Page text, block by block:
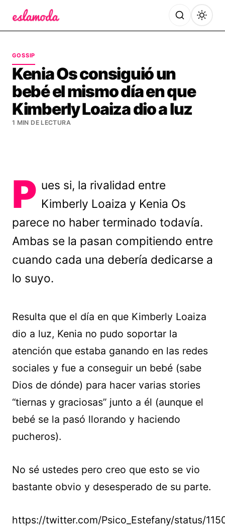
GOSSIP
Kenia Os consiguió un
bebé el mismo día en que
Kimberly Loaiza dio a luz
1 MIN DE LECTURA
P ues si, la rivalidad entre
Kimberly Loaiza y Kenia Os
parece no haber terminado todavía.
Ambas se la pasan compitiendo entre
cuando cada una debería dedicarse a
lo suyo.
Resulta que el día en que Kimberly Loaiza
dio a luz, Kenia no pudo soportar la
atención que estaba ganando en las redes
sociales y fue a conseguir un bebé (sabe
Dios de dónde) para hacer varias stories
“tiernas y graciosas” junto a él (aunque el
bebé se la pasó llorando y haciendo
pucheros).
No sé ustedes pero creo que esto se vio
bastante obvio y desesperado de su parte.
https://twitter.com/Psico_Estefany/status/